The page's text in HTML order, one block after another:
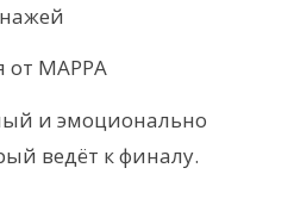
MAPPA
и эмоционально
ведёт к финалу.